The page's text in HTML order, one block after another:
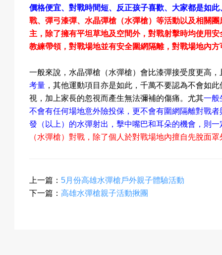
消
息
匯
款
價格便宜、對戰時間短、反正孩子喜歡、大家都是如此
戰、彈弓漆彈、水晶彈槍 （水彈槍）等活動以及相關
主，除了擁有平坦草地及空間外，對戰射擊時均使用
教練帶領，對戰場地並有安全圍網隔離，對戰場地內方
一般來說，水晶彈槍 （水彈槍）會比漆彈接受度更高
考量 ，其他運動項目亦是如此，千萬不要認為不會如
視，加上家長的忽視而產生無法彌補的傷痛。尤其一般
不會有任何場地意外險投保，更不會有圍網隔離對戰
發（以上）的水彈射出，擊中嘴巴和耳朵的機會，則
（水彈槍）對戰，除了個人於對戰場地內擅自先脫面
上一篇：5月份高雄水彈槍戶外親子體驗活動
下一篇：高雄水彈槍親子活動揪團